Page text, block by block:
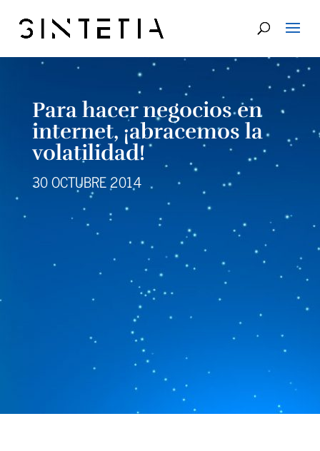
Para hacer negocios en
internet, ¡abracemos la
volatilidad!
30 OCTUBRE 2014